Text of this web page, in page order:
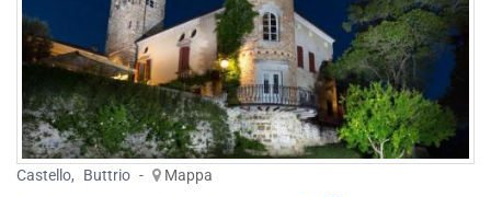
Castello, Buttrio -
Mappa